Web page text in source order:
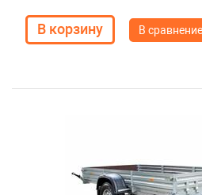
В сравнение